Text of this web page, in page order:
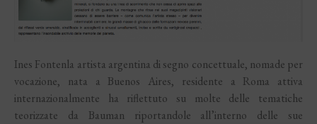
Ines Fontenla artista argentina di segno concettuale, nomade per
vocazione, nata a Buenos Aires, residente a Roma attiva
internazionalmente ha riflettuto su molte delle tematiche
teorizzate da Bauman riportandole all’interno delle sue